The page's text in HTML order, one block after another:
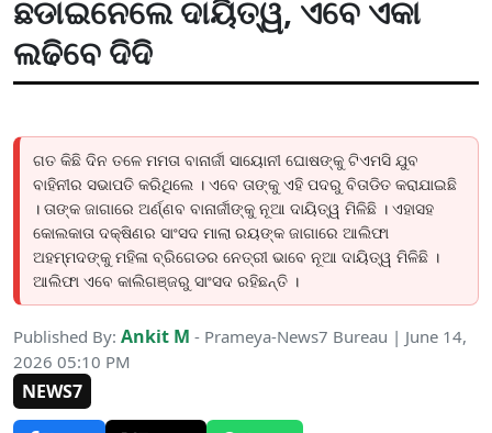
ଛଡାଇନେଲେ ଦାୟିତ୍ୱ, ଏବେ ଏକା
ଲଢିବେ ଦିଦି
ଗତ କିଛି ଦିନ ତଳେ ମମତା ବାନାର୍ଜୀ ସାୟୋନୀ ଘୋଷଙ୍କୁ ଟିଏମସି ଯୁବ
ବାହିନୀର ସଭାପତି କରିଥିଲେ । ଏବେ ତାଙ୍କୁ ଏହି ପଦରୁ ବିତାଡିତ କରାଯାଇଛି
। ତାଙ୍କ ଜାଗାରେ ଅର୍ଣ୍ଣବ ବାନାର୍ଜୀଙ୍କୁ ନୂଆ ଦାୟିତ୍ୱ ମିଳିଛି । ଏହାସହ
କୋଲକାତା ଦକ୍ଷିଣର ସାଂସଦ ମାଲା ରୟଙ୍କ ଜାଗାରେ ଆଲିଫା
ଅହମ୍ମଦଙ୍କୁ ମହିଳା ବ୍ରିଗେଡର ନେତ୍ରୀ ଭାବେ ନୂଆ ଦାୟିତ୍ୱ ମିଳିଛି ।
ଆଲିଫା ଏବେ କାଲିଗଞ୍ଜରୁ ସାଂସଦ ରହିଛନ୍ତି ।
Published By: Ankit M - Prameya-News7 Bureau | June 14,
2026 05:10 PM
NEWS7